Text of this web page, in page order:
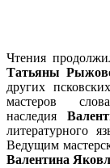
Чтения
Татьяны
других
мастеров
наследия
литературного
Ведущим
Валентина